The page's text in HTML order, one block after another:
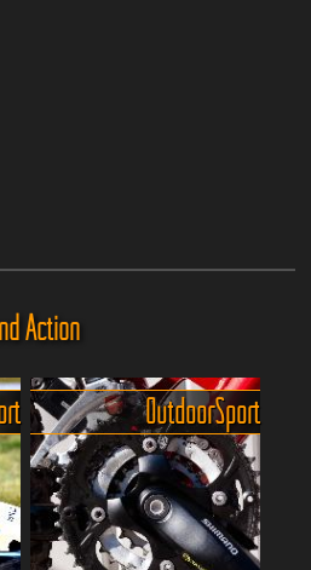
Action
Outdoor Sport